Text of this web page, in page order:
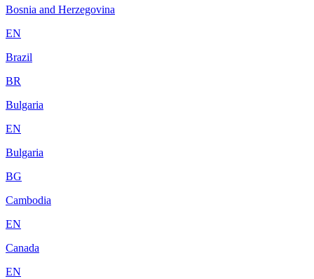
Bosnia and Herzegovina
EN
Brazil
BR
Bulgaria
EN
Bulgaria
BG
Cambodia
EN
Canada
EN